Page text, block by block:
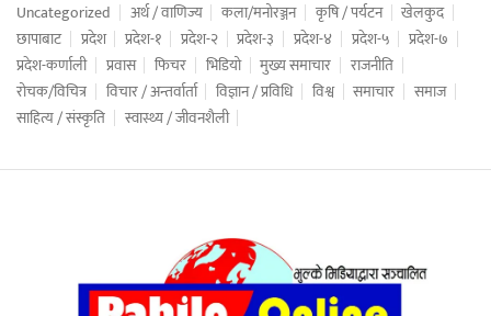
Uncategorized अर्थ / वाणिज्य कला/मनोरञ्जन कृषि / पर्यटन
खेलकुद
छापाबाट
प्रदेश प्रदेश-१ प्रदेश-२ प्रदेश-३ प्रदेश-४ प्रदेश-५
प्रदेश-७
प्रदेश-कर्णाली
प्रवास फिचर भिडियो मुख्य समाचार
राजनीति
रोचक/विचित्र
विचार / अन्तर्वार्ता विज्ञान / प्रविधि विश्व समाचार
समाज
साहित्य / संस्कृति
स्वास्थ्य / जीवनशैली